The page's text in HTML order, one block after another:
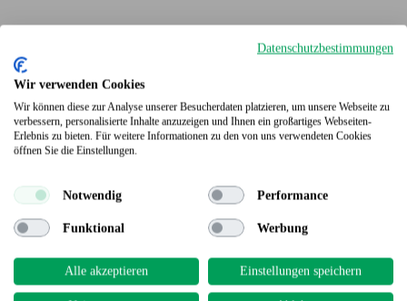
Terrassendielen
Datenschutzbestimmungen
Wir verwenden Cookies
Wir können diese zur Analyse unserer Besucherdaten platzieren, um unsere Webseite zu
verbessern, personalisierte Inhalte anzuzeigen und Ihnen ein großartiges Webseiten-
Erlebnis zu bieten. Für weitere Informationen zu den von uns verwendeten Cookies
öffnen Sie die Einstellungen.
Notwendig Performance
Funktional Werbung
Alle akzeptieren Einstellungen speichern